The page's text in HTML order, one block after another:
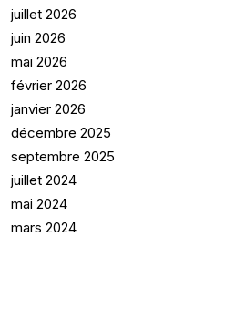
juillet 2026
juin 2026
mai 2026
février 2026
janvier 2026
décembre 2025
septembre 2025
juillet 2024
mai 2024
mars 2024